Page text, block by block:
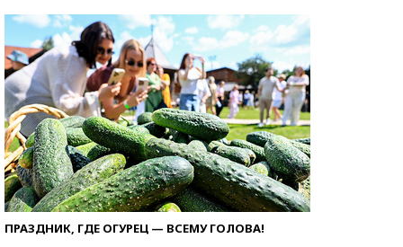
ПРАЗДНИК, ГДЕ ОГУРЕЦ — ВСЕМУ ГОЛОВА!